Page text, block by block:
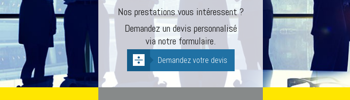
Nos prestations vous intéressent ?
Demandez un devis personnalisé
via notre formulaire.
Demandez votre devis